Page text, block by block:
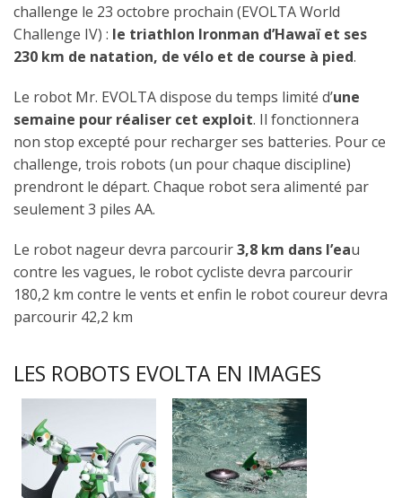
challenge le 23 octobre prochain (EVOLTA World
Challenge IV) : le triathlon Ironman d’Hawaï et ses
230 km de natation, de vélo et de course à pied.
Le robot Mr. EVOLTA dispose du temps limité d’une
semaine pour réaliser cet exploit. Il fonctionnera
non stop excepté pour recharger ses batteries. Pour ce
challenge, trois robots (un pour chaque discipline)
prendront le départ. Chaque robot sera alimenté par
seulement 3 piles AA.
Le robot nageur devra parcourir3,8 km dans l’eau
contre les vagues, le robot cycliste devra parcourir
180,2 km contre le vents et enfin le robot coureur devra
parcourir 42,2 km
LES ROBOTS EVOLTA EN IMAGES